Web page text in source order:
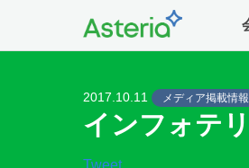
2017.10.11 メディア掲載情報
インフォテ
Tweet